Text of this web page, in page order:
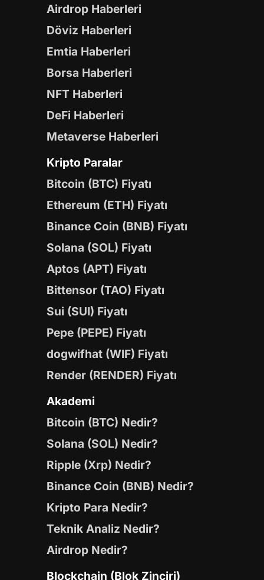
Airdrop Haberleri
Döviz Haberleri
Emtia Haberleri
Borsa Haberleri
NFT Haberleri
DeFi Haberleri
Metaverse Haberleri
Kripto Paralar
Bitcoin (BTC) Fiyatı
Ethereum (ETH) Fiyatı
Binance Coin (BNB) Fiyatı
Solana (SOL) Fiyatı
Aptos (APT) Fiyatı
Bittensor (TAO) Fiyatı
Sui (SUI) Fiyatı
Pepe (PEPE) Fiyatı
dogwifhat (WIF) Fiyatı
Render (RENDER) Fiyatı
Akademi
Bitcoin (BTC) Nedir?
Solana (SOL) Nedir?
Ripple (Xrp) Nedir?
Binance Coin (BNB) Nedir?
Kripto Para Nedir?
Teknik Analiz Nedir?
Airdrop Nedir?
Blockchain (Blok Zinciri)